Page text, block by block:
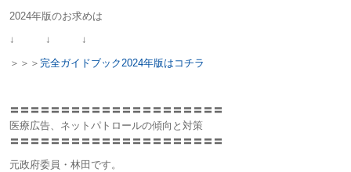
2024年版のお求めは
↓ ↓ ↓
＞＞＞ 完全ガイドブック2024年版はコチラ
〓〓〓〓〓〓〓〓〓〓〓〓〓〓〓〓〓〓〓〓〓
医療広告、ネットパトロールの傾向と対策
〓〓〓〓〓〓〓〓〓〓〓〓〓〓〓〓〓〓〓〓〓
元政府委員・林田です。